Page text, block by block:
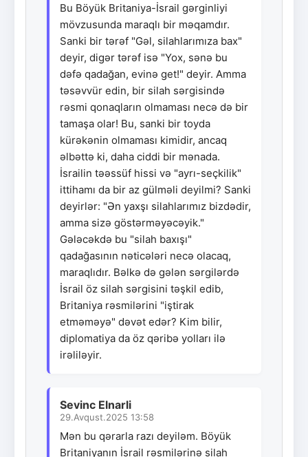
Bu Böyük Britaniya-İsrail gərginliyi
mövzusunda maraqlı bir məqamdır.
Sanki bir tərəf "Gəl, silahlarımıza bax"
deyir, digər tərəf isə "Yox, sənə bu
dəfə qadağan, evinə get!" deyir. Amma
təsəvvür edin, bir silah sərgisində
rəsmi qonaqların olmaması necə də bir
tamaşa olar! Bu, sanki bir toyda
kürəkənin olmaması kimidir, ancaq
əlbəttə ki, daha ciddi bir mənada.
İsrailin təəssüf hissi və "ayrı-seçkilik"
ittihamı da bir az gülməli deyilmi? Sanki
deyirlər: "Ən yaxşı silahlarımız bizdədir,
amma sizə göstərməyəcəyik."
Gələcəkdə bu "silah baxışı"
qadağasının nəticələri necə olacaq,
maraqlıdır. Bəlkə də gələn sərgilərdə
İsrail öz silah sərgisini təşkil edib,
Britaniya rəsmilərini "iştirak
etməməyə" dəvət edər? Kim bilir,
diplomatiya da öz qəribə yolları ilə
irəliləyir.
Sevinc Elnarli
29.Avqust.2025 13:58
Mən bu qərarla razı deyiləm. Böyük
Britaniyanın İsrail rəsmilərinə silah